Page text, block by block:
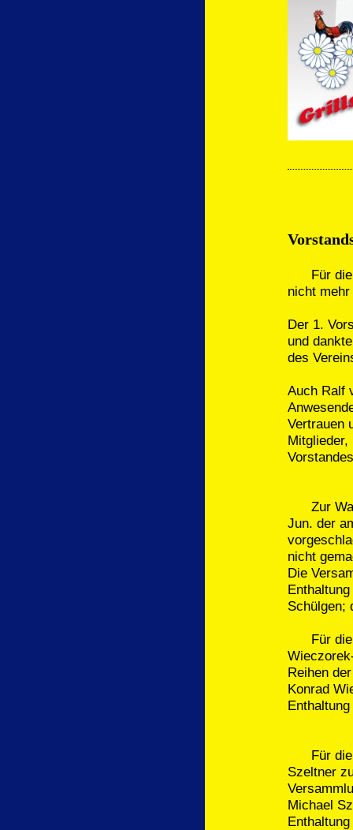
Für die
nicht
Der 1.
und
des
Auch Ralf
Vertrauen
Zur
Jun. der
nicht
Die
Schülgen;
Für die
Reihen
Konrad
Für die
Szeltner
Michael